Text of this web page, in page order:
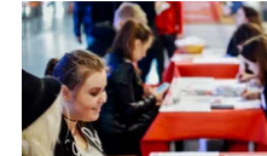
Ta sekcja zawiera treści